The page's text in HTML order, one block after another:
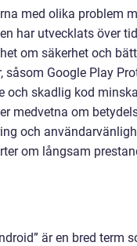
med olika problem
har utvecklats över
om säkerhet och
såsom Google Play
och skadlig kod
medvetna om
och
om långsam
är en bred term